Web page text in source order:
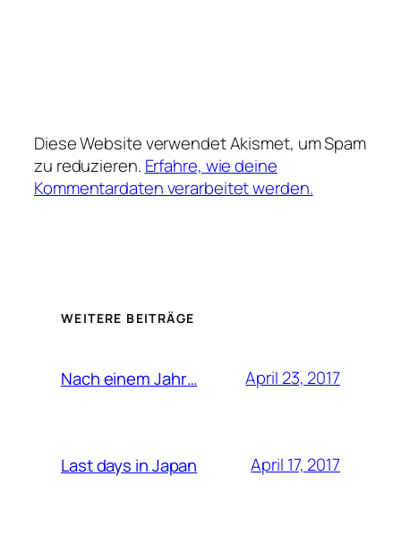
Diese Website verwendet Akismet, um Spam
zu reduzieren. Erfahre, wie deine
Kommentardaten verarbeitet werden.
WEITERE BEITRÄGE
Nach einem Jahr… April 23, 2017
Last days in Japan April 17, 2017